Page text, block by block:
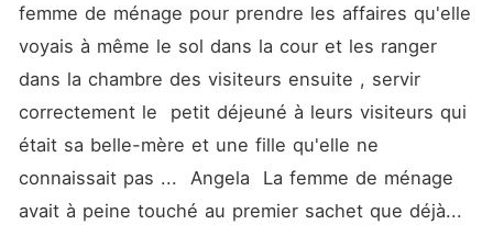
femme de ménage pour prendre les affaires qu'elle
voyais à même le sol dans la cour et les ranger
dans la chambre des visiteurs ensuite , servir
correctement le  petit déjeuné à leurs visiteurs qui
était sa belle-mère et une fille qu'elle ne
connaissait pas ...  Angela  La femme de ménage
avait à peine touché au premier sachet que déjà...